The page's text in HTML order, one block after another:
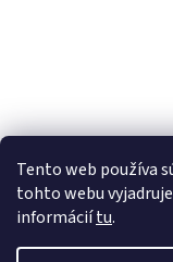
Tento web používa
tohto webu
informáciítu.